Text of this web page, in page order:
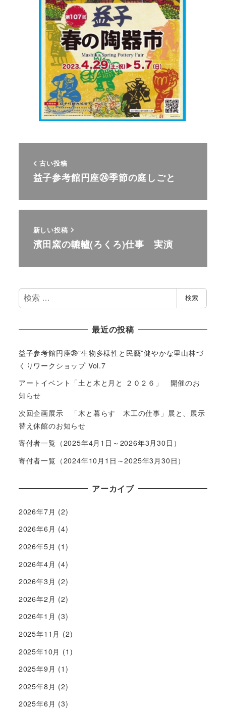
古い投稿
益子参考館円座㉔季節の庭しごと
新しい投稿
濱田窯の轆轤(ろくろ)仕事 実演
検
索
検索
最近の投稿
益子参考館円座㊴”生物多様性と民藝”健やかな里山林づ
くりワークショップ Vol.7
アートイベント「土と木と月と ２０２６」 開催のお
知らせ
次回企画展示 「木と暮らす 木工の仕事」展と、展示
替え休館のお知らせ
寄付者一覧（2025年4月1日～2026年3月30日）
寄付者一覧（2024年10月1日～2025年3月30日）
アーカイブ
2026年7月 (2)
2026年6月 (4)
2026年5月 (1)
2026年4月 (4)
2026年3月 (2)
2026年2月 (2)
2026年1月 (3)
2025年11月 (2)
2025年10月 (1)
2025年9月 (1)
2025年8月 (2)
2025年6月 (3)